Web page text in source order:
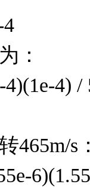
4
：
4) /
465m/s